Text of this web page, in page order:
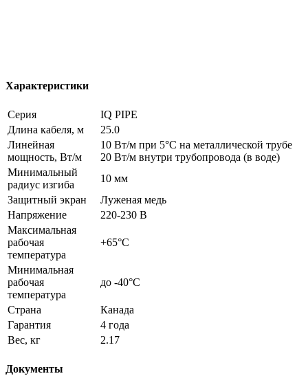
Характеристики
Серия
IQ PIPE
Длина кабеля, м
25.0
Линейная
мощность, Вт/м
10 Вт/м при 5°С на металлической трубе
20 Вт/м внутри трубопровода (в воде)
Минимальный
радиус изгиба
10 мм
Защитный экран
Луженая медь
Напряжение
220-230 В
Максимальная
рабочая
температура
+65°С
Минимальная
рабочая
температура
до -40°С
Страна
Канада
Гарантия
4 года
Вес, кг
2.17
Документы